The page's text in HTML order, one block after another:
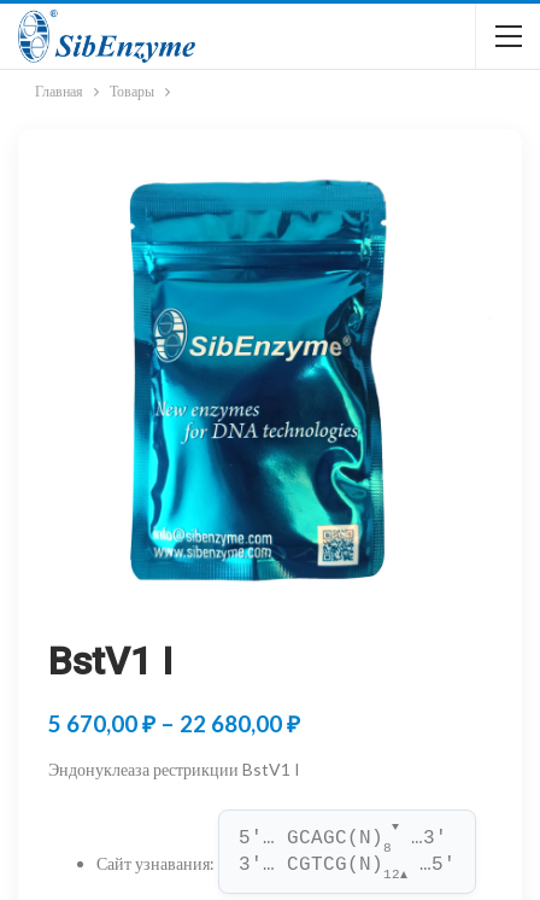
Главная Товары
BstV1 I
5 670,00₽ – 22 680,00₽Диапазон
670,00 ₽
–
Эндонуклеаза рестрикции BstV1 I
Сайт узнавания:
5'… GCAGC(N) 8
▼
…3'
3'… CGTCG(N) 12▲ …5'